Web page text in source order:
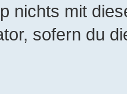
nichts mit
sofern du